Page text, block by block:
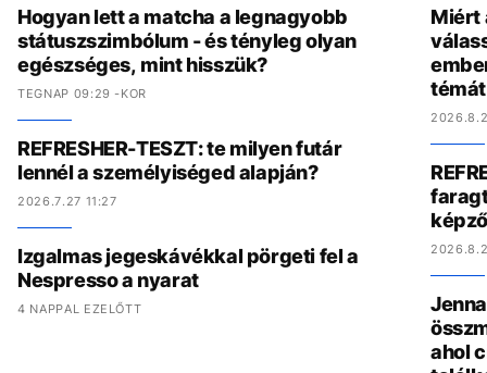
Hogyan lett a matcha a legnagyobb
státuszszimbólum - és tényleg olyan
egészséges, mint hisszük?
TEGNAP 09:29 -KOR
REFRESHER-TESZT: te milyen futár
lennél a személyiséged alapján?
2026.7.27 11:27
Izgalmas jegeskávékkal pörgeti fel a
Nespresso a nyarat
4 NAPPAL EZELŐTT
Miért
témát
ahol